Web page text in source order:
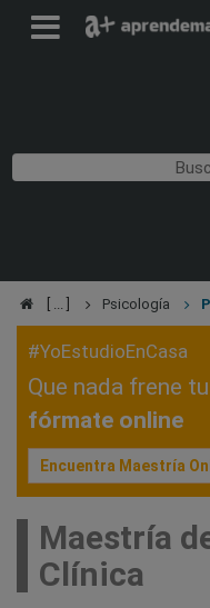
Psicología
#YoEstudioEnCasa
Que nada frene
fórmate online
Encuentra Maestría
Maestría
Clínica